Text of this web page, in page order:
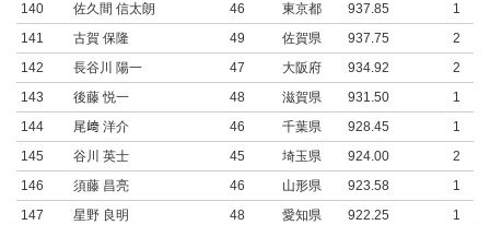
140
佐久間 信太朗 46 東京都 937.85
1
141
古賀 保隆 49 佐賀県 937.75
2
142
長谷川 陽一 47 大阪府 934.92
2
143
後藤 悦一 48 滋賀県 931.50
1
144
尾﨑 洋介 46 千葉県 928.45
1
145
谷川 英士 45 埼玉県 924.00
2
146
須藤 昌亮 46 山形県 923.58
1
147
星野 良明 48 愛知県 922.25
1